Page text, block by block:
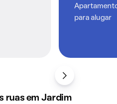
para alugar
ruas em Jardim